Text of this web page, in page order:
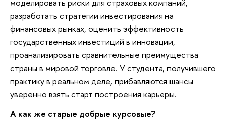
разработать стратегии инвестирования на
финансовых рынках, оценить эффективность
государственных инвестиций в инновации,
проанализировать сравнительные преимущества
страны в мировой торговле. У студента, получившего
практику в реальном деле, прибавляются шансы
уверенно взять старт построения карьеры.
А как же старые добрые курсовые?